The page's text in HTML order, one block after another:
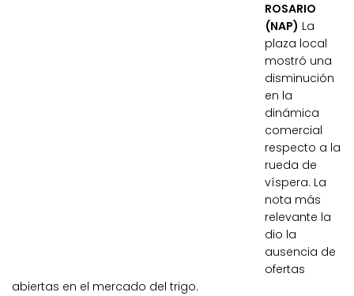
ROSARIO
(NAP) La
plaza local
mostró una
disminución
en la
dinámica
comercial
respecto a la
rueda de
víspera. La
nota más
relevante la
dio la
ausencia de
ofertas
abiertas en el mercado del trigo.